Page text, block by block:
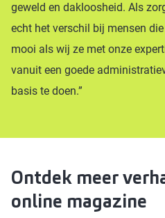
geweld en dakloosheid. Als
echt het verschil bij mensen
mooi als wij ze met onze
vanuit een goede
basis te doen.”
Ontdek meer
online magazine